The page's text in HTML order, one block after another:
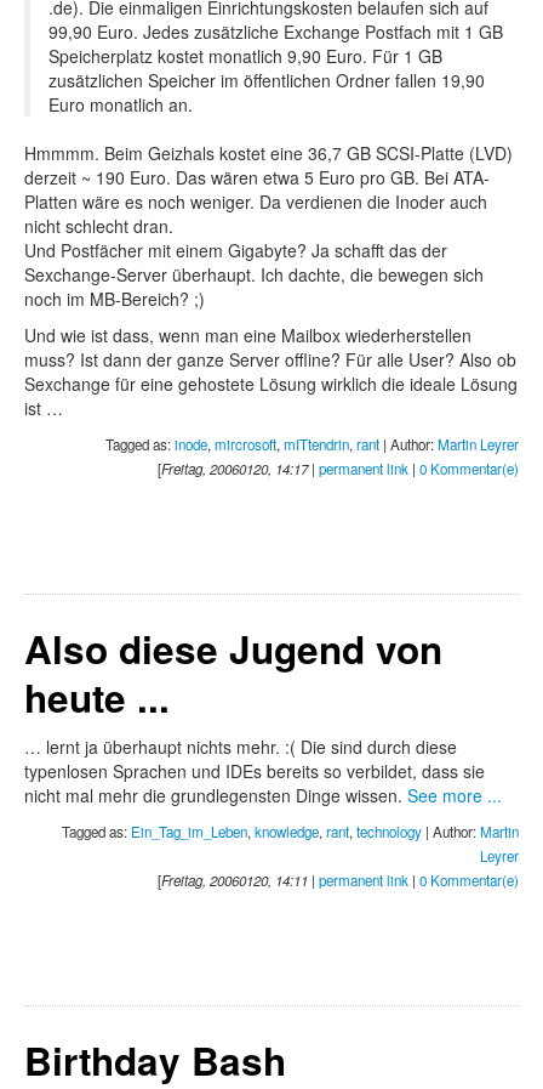
.de). Die einmaligen Einrichtungskosten belaufen sich auf
99,90 Euro. Jedes zusätzliche Exchange Postfach mit 1 GB
Speicherplatz kostet monatlich 9,90 Euro. Für 1 GB
zusätzlichen Speicher im öffentlichen Ordner fallen 19,90
Euro monatlich an.
Hmmmm. Beim Geizhals kostet eine 36,7 GB SCSI-Platte (LVD)
derzeit ~ 190 Euro. Das wären etwa 5 Euro pro GB. Bei ATA-
Platten wäre es noch weniger. Da verdienen die Inoder auch
nicht schlecht dran.
Und Postfächer mit einem Gigabyte? Ja schafft das der
Sexchange-Server überhaupt. Ich dachte, die bewegen sich
noch im MB-Bereich? ;)
Und wie ist dass, wenn man eine Mailbox wiederherstellen
muss? Ist dann der ganze Server offline? Für alle User? Also ob
Sexchange für eine gehostete Lösung wirklich die ideale Lösung
ist …
Tagged as:inode, mircrosoft, mITtendrin, rant | Author:Martin Leyrer
[Freitag, 20060120, 14:17| permanent link | 0 Kommentar(e)
Also diese Jugend von
heute ...
… lernt ja überhaupt nichts mehr. :( Die sind durch diese
typenlosen Sprachen und IDEs bereits so verbildet, dass sie
nicht mal mehr die grundlegensten Dinge wissen. See more ...
Tagged as: Ein_Tag_im_Leben, knowledge, rant, technology | Author:Martin
Leyrer
[Freitag, 20060120, 14:11 | permanent link | 0 Kommentar(e)
Birthday Bash